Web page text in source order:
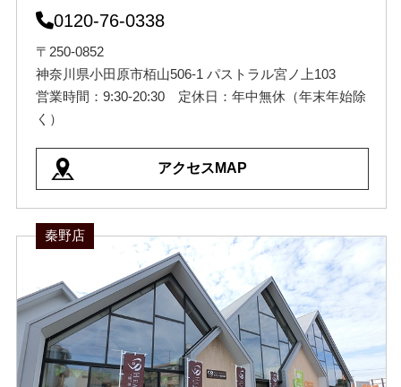
0120-76-0338
〒250-0852
神奈川県小田原市栢山506-1 パストラル宮ノ上103
営業時間：9:30-20:30 定休日：年中無休（年末年始除
く）
アクセスMAP
秦野店